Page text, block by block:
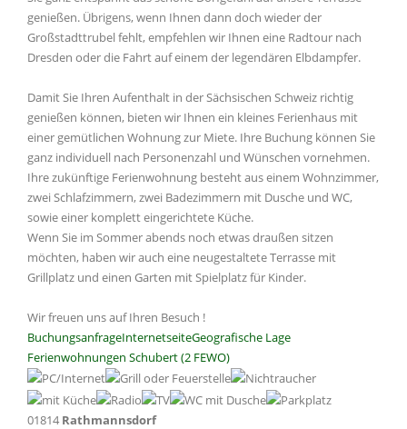
genießen. Übrigens, wenn Ihnen dann doch wieder der
Großstadttrubel fehlt, empfehlen wir Ihnen eine Radtour nach
Dresden oder die Fahrt auf einem der legendären Elbdampfer.
Damit Sie Ihren Aufenthalt in der Sächsischen Schweiz richtig
genießen können, bieten wir Ihnen ein kleines Ferienhaus mit
einer gemütlichen Wohnung zur Miete. Ihre Buchung können Sie
ganz individuell nach Personenzahl und Wünschen vornehmen.
Ihre zukünftige Ferienwohnung besteht aus einem Wohnzimmer,
zwei Schlafzimmern, zwei Badezimmern mit Dusche und WC,
sowie einer komplett eingerichtete Küche.
Wenn Sie im Sommer abends noch etwas draußen sitzen
möchten, haben wir auch eine neugestaltete Terrasse mit
Grillplatz und einen Garten mit Spielplatz für Kinder.
Wir freuen uns auf Ihren Besuch !
BuchungsanfrageInternetseiteGeografische Lage
Ferienwohnungen Schubert (2 FEWO)
01814 Rathmannsdorf